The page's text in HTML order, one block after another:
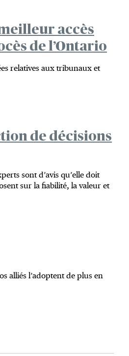
accès
de l’Ontario
relatives aux tribunaux et
de décisions
sont d’avis qu’elle doit
sur la fiabilité, la valeur et
alliés l’adoptent de plus en